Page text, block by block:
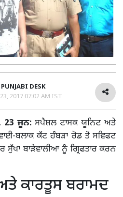
DESK
23, 2017 07:02 AM IST
23 ਜੂਨ: ਸਪੈਸ਼ਲ ਟਾਸਕ ਯੂਨਿਟ ਅਤੇ
ਬਲਾਕ ਕੱਟ ਹੰਬੜਾ ਰੋਡ ਤੋਂ ਸਵਿਫਟ
ਬਾੜੇਵਾਲੀਆ ਨੂੰ ਗ੍ਰਿਫਤਾਰ ਕਰਨ
ਕਾਰਤੂਸ ਬਰਾਮਦ